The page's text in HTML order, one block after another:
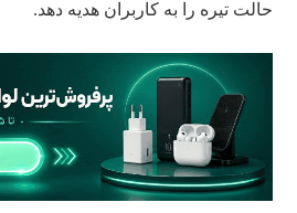
حالت تیره را به کاربران هدیه دهد.